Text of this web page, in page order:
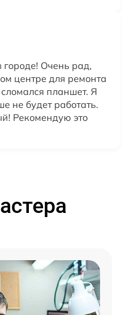
городе! Очень рад,
центре для ремонта
планшет. Я
не будет работать.
Рекомендую это